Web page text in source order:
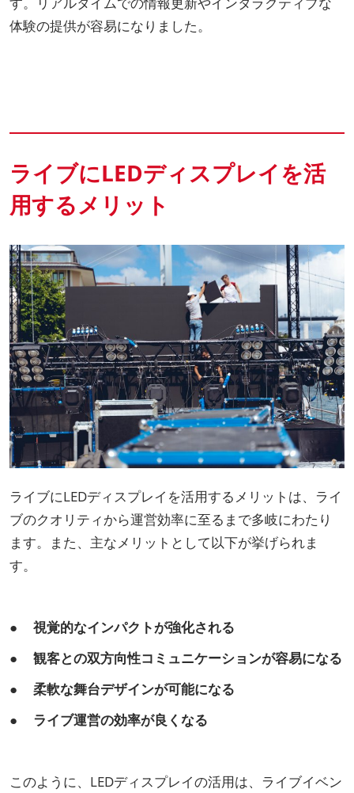
体験の提供が容易になりました。
ライブにLEDディスプレイを活
用するメリット
ライブにLEDディスプレイを活用するメリットは、ライ
ブのクオリティから運営効率に至るまで多岐にわたり
ます。また、主なメリットとして以下が挙げられま
す。
● 視覚的なインパクトが強化される
● 観客との双方向性コミュニケーションが容易になる
● 柔軟な舞台デザインが可能になる
● ライブ運営の効率が良くなる
このように、LEDディスプレイの活用は、ライブイベン